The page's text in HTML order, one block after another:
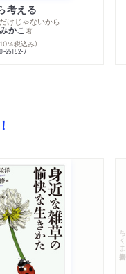
考える
けじゃないから
かこ著
10％税込み）
25152-7
ちくま新書